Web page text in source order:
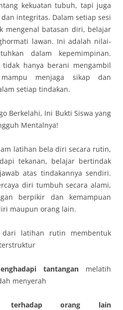
kekuatan tubuh, tapi juga
integritas. Dalam setiap sesi
mengenal batasan diri, belajar
lawan. Ini adalah nilai-
dalam kepemimpinan.
hanya berani mengambil
menjaga sikap dan
setiap tindakan.
Berkelahi, Ini Bukti Siswa yang
Mentalnya!
latihan bela diri secara rutin,
tekanan, belajar bertindak
atas tindakannya sendiri.
diri tumbuh secara alami,
berpikir dan kemampuan
maupun orang lain.
dari latihan rutin membentuk
tantangan melatih
menyerah
terhadap orang lain